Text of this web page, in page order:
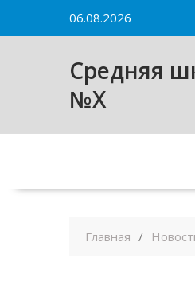
06.08.2026
Средняя
№X
Главная